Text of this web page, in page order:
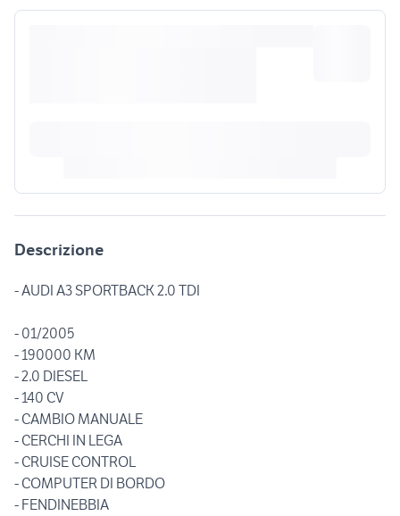
Descrizione
- AUDI A3 SPORTBACK 2.0 TDI
- 01/2005
- 190000 KM
- 2.0 DIESEL
- 140 CV
- CAMBIO MANUALE
- CERCHI IN LEGA
- CRUISE CONTROL
- COMPUTER DI BORDO
- FENDINEBBIA